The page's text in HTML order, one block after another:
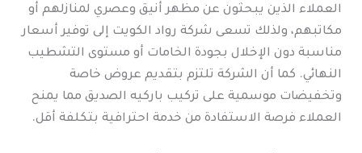
العملاء الذين يبحثون عن مظهر أنيق وعصري لمنازلهم أو
مكاتبهم، ولذلك تسعى شركة رواد الكويت إلى توفير أسعار
مناسبة دون الإخلال بجودة الخامات أو مستوى التشطيب
النهائي. كما أن الشركة تلتزم بتقديم عروض خاصة
وتخفيضات موسمية على تركيب باركيه الصديق مما يمنح
العملاء فرصة الاستفادة من خدمة احترافية بتكلفة أقل.